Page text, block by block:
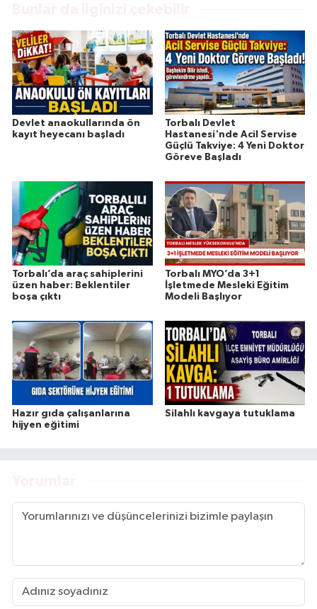
Devlet anaokullarında ön
kayıt heyecanı başladı
Torbalı Devlet
Hastanesi'nde Acil Servise
Güçlü Takviye: 4 Yeni Doktor
Göreve Başladı
Torbalı’da araç sahiplerini
üzen haber: Beklentiler
boşa çıktı
Torbalı MYO’da 3+1
İşletmede Mesleki Eğitim
Modeli Başlıyor
Hazır gıda çalışanlarına
hijyen eğitimi
Silahlı kavgaya tutuklama